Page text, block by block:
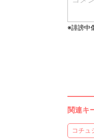
関連キ
コチュ